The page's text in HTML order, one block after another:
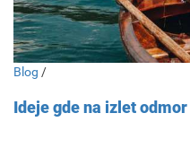
Blog /
Ideje gde na izlet